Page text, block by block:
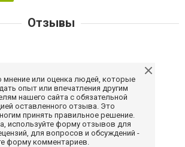
Отзывы
мнение или оценка людей, которые
опыт или впечатления другим
нашего сайта с обязательной
оставленного отзыва. Это
принять правильное решение.
используйте форму отзывов для
для вопросов и обсуждений -
форму комментариев.